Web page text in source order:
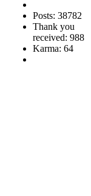
Posts: 38782
Thank you
received: 988
Karma: 64